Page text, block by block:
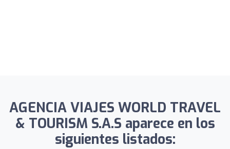
AGENCIA VIAJES WORLD TRAVEL
& TOURISM S.A.S aparece en los
siguientes listados: